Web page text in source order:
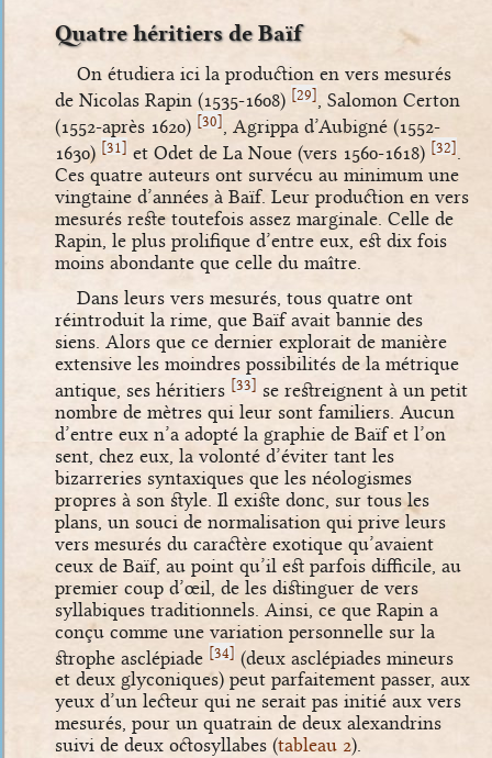
Quatre héritiers de Baïf
On étudiera ici la production en vers mesurés
de Nicolas Rapin (1535-1608) [29]
, Salomon Certon
(1552-après 1620) [30]
, Agrippa d’Aubigné (1552-
1630) [31] et Odet de La Noue (vers 1560-1618) [32]
Ces quatre auteurs ont survécu au minimum une
vingtaine d’années à Baïf. Leur production en vers
mesurés reste toutefois assez marginale. Celle de
Rapin, le plus prolifique d’entre eux, est dix fois
moins abondante que celle du maître.
Dans leurs vers mesurés, tous quatre ont
réintroduit la rime, que Baïf avait bannie des
siens. Alors que ce dernier explorait de manière
extensive les moindres possibilités de la métrique
antique, ses héritiers [33] se restreignent à un petit
nombre de mètres qui leur sont familiers. Aucun
d’entre eux n’a adopté la graphie de Baïf et l’on
sent, chez eux, la volonté d’éviter tant les
bizarreries syntaxiques que les néologismes
propres à son style. Il existe donc, sur tous les
plans, un souci de normalisation qui prive leurs
vers mesurés du caractère exotique qu’avaient
ceux de Baïf, au point qu’il est parfois difficile, au
premier coup d’œil, de les distinguer de vers
syllabiques traditionnels. Ainsi, ce que Rapin a
conçu comme une variation personnelle sur la
strophe asclépiade [34] (deux asclépiades mineurs
et deux glyconiques) peut parfaitement passer, aux
yeux d’un lecteur qui ne serait pas initié aux vers
mesurés, pour un quatrain de deux alexandrins
suivi de deux octosyllabes (tableau 2).